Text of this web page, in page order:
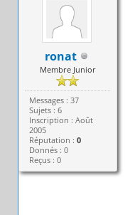
ronat
Membre Junior
Messages : 37
Sujets : 6
Inscription : Août
2005
Réputation :0
Donnés : 0
Reçus : 0